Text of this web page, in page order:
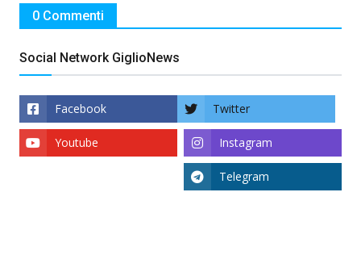
0 Commenti
Social Network GiglioNews
Facebook Twitter
Instagram
Youtube
Telegram